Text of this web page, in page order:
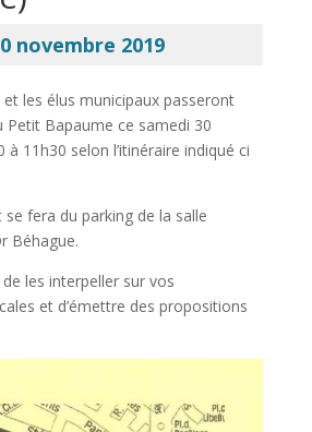
novembre 2019
les élus municipaux passeront
Petit Bapaume ce samedi 30
11h30 selon l’itinéraire indiqué ci
fera du parking de la salle
Béhague.
de les interpeller sur vos
et d’émettre des propositions